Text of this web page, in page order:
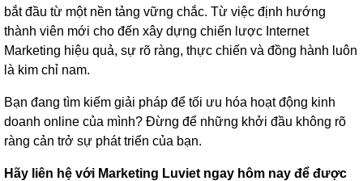
bắt đầu từ một nền tảng vững chắc. Từ việc định hướng
thành viên mới cho đến xây dựng chiến lược Internet
Marketing hiệu quả, sự rõ ràng, thực chiến và đồng hành luôn
là kim chỉ nam.
Bạn đang tìm kiếm giải pháp để tối ưu hóa hoạt động kinh
doanh online của mình? Đừng để những khởi đầu không rõ
ràng cản trở sự phát triển của bạn.
Hãy liên hệ với Marketing Luviet ngay hôm nay để được